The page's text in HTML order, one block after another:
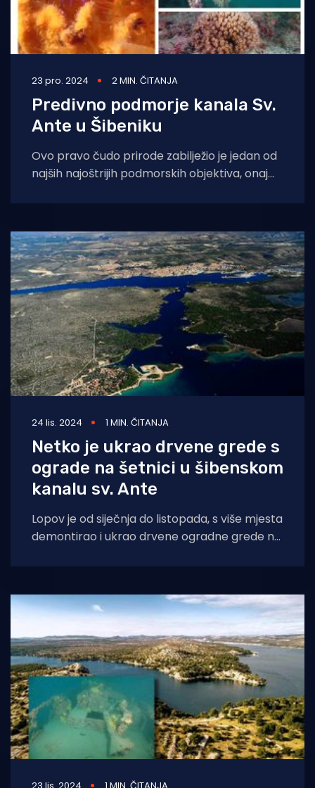
23 pro. 2024 2 MIN. ČITANJA
Predivno podmorje kanala Sv.
Ante u Šibeniku
Ovo pravo čudo prirode zabilježio je jedan od
najših najoštrijih podmorskih objektiva, onaj
24 lis. 2024 1 MIN. ČITANJA
Netko je ukrao drvene grede s
ograde na šetnici u šibenskom
kanalu sv. Ante
Lopov je od siječnja do listopada, s više mjesta
demontirao i ukrao drvene ogradne grede na